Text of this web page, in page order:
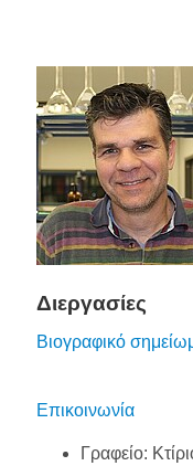
Διεργασίες
Βιογραφικό
Επικοινωνία
Γραφείο: